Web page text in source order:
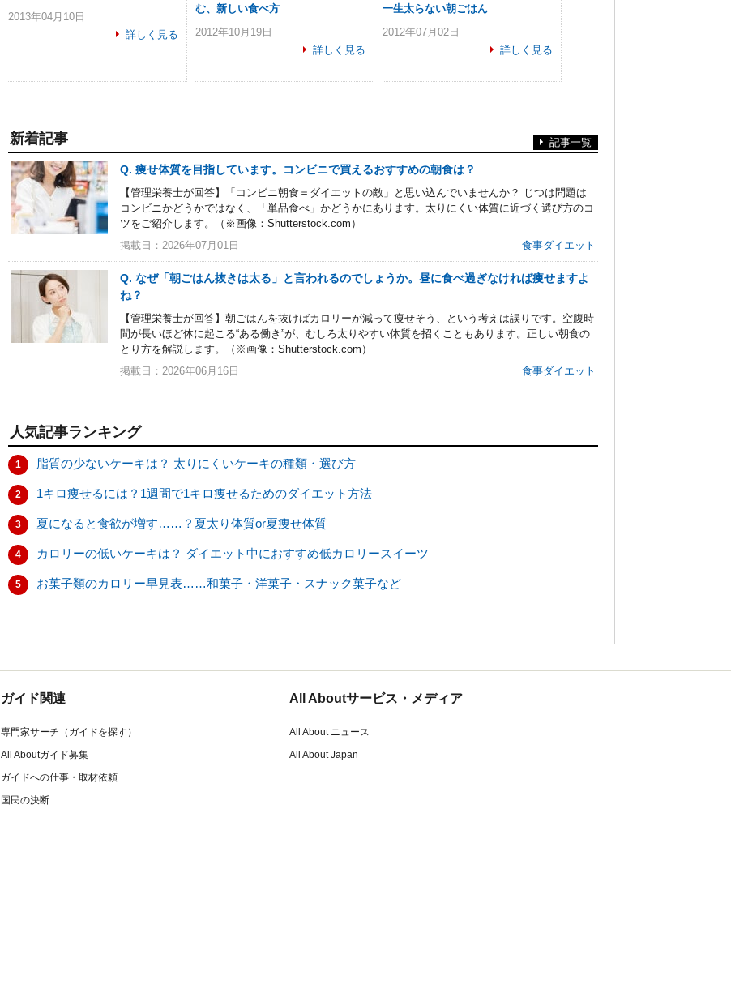
2013年04月10日
詳しく見る
む、新しい食べ方
2012年10月19日
詳しく見る
一生太らない朝ごはん
2012年07月02日
詳しく見る
新着記事 記事一覧
Q. 痩せ体質を目指しています。コンビニで買えるおすすめの朝食は？
【管理栄養士が回答】「コンビニ朝食＝ダイエットの敵」と思い込んでいませんか？ じつは問題は
コンビニかどうかではなく、「単品食べ」かどうかにあります。太りにくい体質に近づく選び方のコ
ツをご紹介します。（※画像：Shutterstock.com）
掲載日：2026年07月01日
食事ダイエット
Q. なぜ「朝ごはん抜きは太る」と言われるのでしょうか。昼に食べ過ぎなければ痩せますよ
ね？
【管理栄養士が回答】朝ごはんを抜けばカロリーが減って痩せそう、という考えは誤りです。空腹時
間が長いほど体に起こる“ある働き”が、むしろ太りやすい体質を招くこともあります。正しい朝食の
とり方を解説します。（※画像：Shutterstock.com）
掲載日：2026年06月16日
食事ダイエット
人気記事ランキング
1 脂質の少ないケーキは？ 太りにくいケーキの種類・選び方
2 1キロ痩せるには？1週間で1キロ痩せるためのダイエット方法
3 夏になると食欲が増す……？夏太り体質or夏痩せ体質
4 カロリーの低いケーキは？ ダイエット中におすすめ低カロリースイーツ
5 お菓子類のカロリー早見表……和菓子・洋菓子・スナック菓子など
ガイド関連
専門家サーチ（ガイドを探す）
All Aboutガイド募集
ガイドへの仕事・取材依頼
国民の決断
All Aboutサービス・メディア
All About ニュース
All About Japan